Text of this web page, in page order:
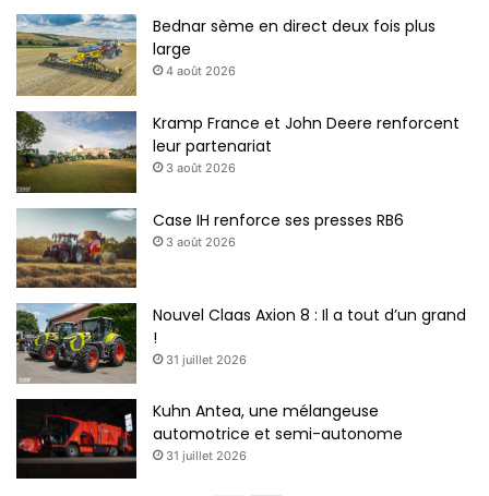
Bednar sème en direct deux fois plus
large
4 août 2026
Kramp France et John Deere renforcent
leur partenariat
3 août 2026
Case IH renforce ses presses RB6
3 août 2026
Nouvel Claas Axion 8 : Il a tout d’un grand
!
31 juillet 2026
Kuhn Antea, une mélangeuse
automotrice et semi-autonome
31 juillet 2026